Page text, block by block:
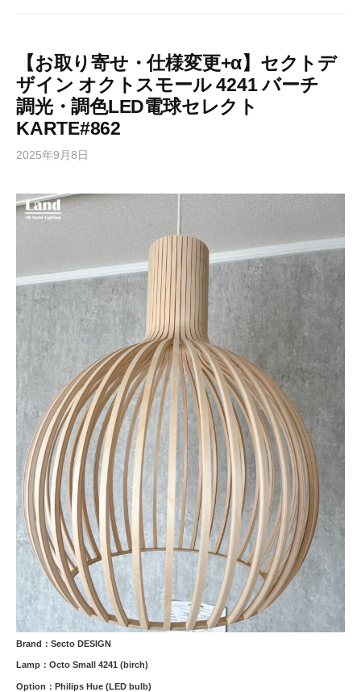
【お取り寄せ・仕様変更+α】セクトデ
ザイン オクトスモール 4241 バーチ
調光・調色LED電球セレクト
KARTE#862
2025年9月8日
Brand：Secto DESIGN
Lamp：Octo Small 4241 (birch)
Option：Philips Hue (LED bulb)